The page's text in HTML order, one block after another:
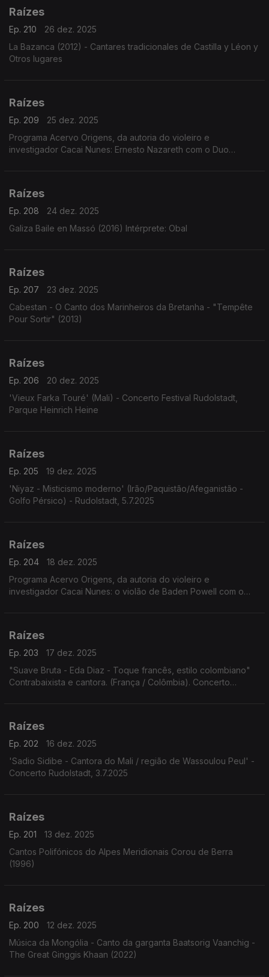
Raízes
Ep. 210
26 dez. 2025
La Bazanca (2012) - Cantares tradicionales de Castilla y Léon y
Otros lugares
Raízes
Ep. 209
25 dez. 2025
Programa Acervo Origens, da autoria do violeiro e
investigador Cacai Nunes: Ernesto Nazareth com o Duo
Raízes
Ep. 208
24 dez. 2025
Galiza Baile en Massó (2016) Intérprete: Obal
Raízes
Ep. 207
23 dez. 2025
Cabestan - O Canto dos Marinheiros da Bretanha - "Tempête
Pour Sortir" (2013)
Raízes
Ep. 206
20 dez. 2025
'Vieux Farka Touré' (Mali) - Concerto Festival Rudolstadt,
Parque Heinrich Heine
Raízes
Ep. 205
19 dez. 2025
'Niyaz - Misticismo moderno' (Irão/Paquistão/Afeganistão -
Golfo Pérsico) - Rudolstadt, 5.7.2025
Raízes
Ep. 204
18 dez. 2025
Programa Acervo Origens, da autoria do violeiro e
investigador Cacai Nunes: o violão de Baden Powell com o
Raízes
Ep. 203
17 dez. 2025
"Suave Bruta - Eda Diaz - Toque francês, estilo colombiano"
Contrabaixista e cantora. (França / Colômbia). Concerto
Raízes
Ep. 202
16 dez. 2025
'Sadio Sidibe - Cantora do Mali / região de Wassoulou Peul' -
Concerto Rudolstadt, 3.7.2025
Raízes
Ep. 201
13 dez. 2025
Cantos Polifónicos do Alpes Meridionais Corou de Berra
(1996)
Raízes
Ep. 200
12 dez. 2025
Música da Mongólia - Canto da garganta Baatsorig Vaanchig -
The Great Ginggis Khaan (2022)